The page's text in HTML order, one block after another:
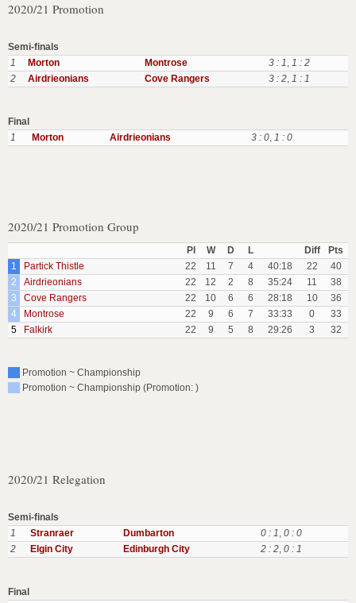
2020/21 Promotion
Semi-finals
1
Morton Montrose 3 : 1, 1 : 2
2
Airdrieonians Cove Rangers 3 : 2, 1 : 1
Final
1
Morton Airdrieonians 3 : 0, 1 : 0
2020/21 Promotion Group
Pl W D L Diff
Pts
1
Partick Thistle 22 11 7 4 40:18 22
40
2
Airdrieonians 22 12 2 8 35:24 11
38
3
Cove Rangers 22 10 6 6 28:18 10
36
4
Montrose 22 9 6 7 33:33 0
33
5
Falkirk 22 9 5 8 29:26 3 32
Promotion ~ Championship
Promotion ~ Championship (Promotion: )
2020/21 Relegation
Semi-finals
1
Stranraer Dumbarton 0 : 1, 0 : 0
2
Elgin City Edinburgh City 2 : 2, 0 : 1
Final